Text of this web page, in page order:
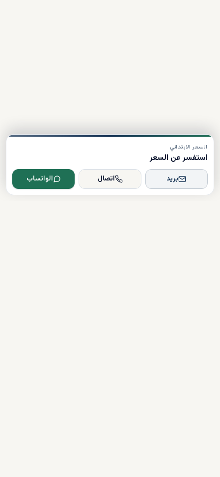
السعر الابتدائي
استفسر عن السعر
بريد اتصال الواتساب